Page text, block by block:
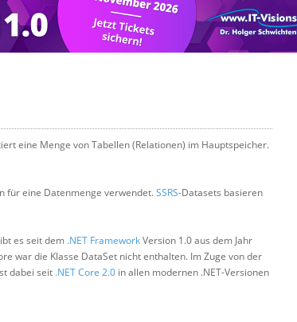
eine Menge von Tabellen (Relationen) im Hauptspeicher.
für eine Datenmenge verwendet.SSRS-Datasets basieren
es seit dem .NET FrameworkVersion 1.0 aus dem Jahr
war die Klasse DataSet nicht enthalten. Im Zuge von der
dabei seit .NET Core 2.0 in allen modernen .NET-Versionen